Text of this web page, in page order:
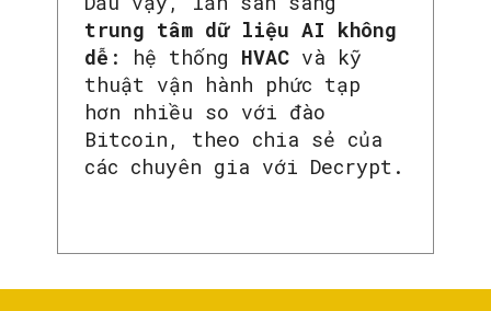
trung tâm dữ liệu AI không
dễ : hệ thống HVAC và kỹ
thuật vận hành phức tạp
hơn nhiều so với đào
Bitcoin, theo chia sẻ của
các chuyên gia với Decrypt.